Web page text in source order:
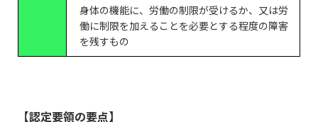
身体の機能に、労働の制限が受けるか、又は労
働に制限を加えることを必要とする程度の障害
を残すもの
【認定要領の要点】